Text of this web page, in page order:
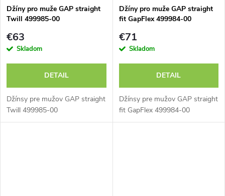
Džíny pro muže GAP straight
Twill 499985-00
€63
Skladom
DETAIL
Džínsy pre mužov GAP straight
Twill 499985-00
Džíny pro muže GAP straight
fit GapFlex 499984-00
€71
Skladom
DETAIL
Džínsy pre mužov GAP straight
fit GapFlex 499984-00